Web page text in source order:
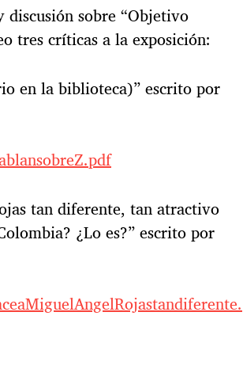
discusión sobre “Objetivo
tres críticas a la exposición:
en la biblioteca)” escrito por
tan diferente, tan atractivo
¿Lo es?” escrito por